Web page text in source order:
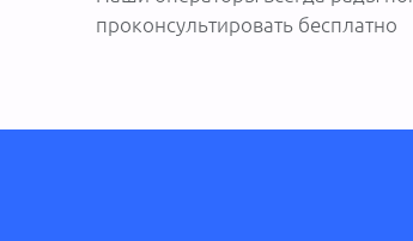
проконсультировать бесплатно